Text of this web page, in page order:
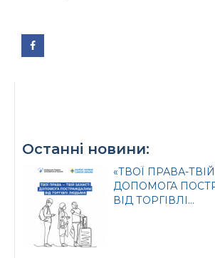
Останні новини:
«ТВОЇ ПРАВА-
ДОПОМОГА
ВІД ТОРГІВЛІ...
Урядовий портал
Офіційний веб-сайт
Бориспільської РДА